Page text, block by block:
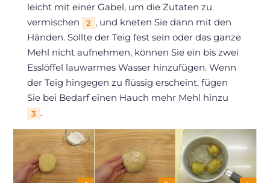
leicht mit einer Gabel, um die Zutaten zu
vermischen
2 , und kneten Sie dann mit den
Händen. Sollte der Teig fest sein oder das ganze
Mehl nicht aufnehmen, können Sie ein bis zwei
Esslöffel lauwarmes Wasser hinzufügen. Wenn
der Teig hingegen zu flüssig erscheint, fügen
Sie bei Bedarf einen Hauch mehr Mehl hinzu
3 .